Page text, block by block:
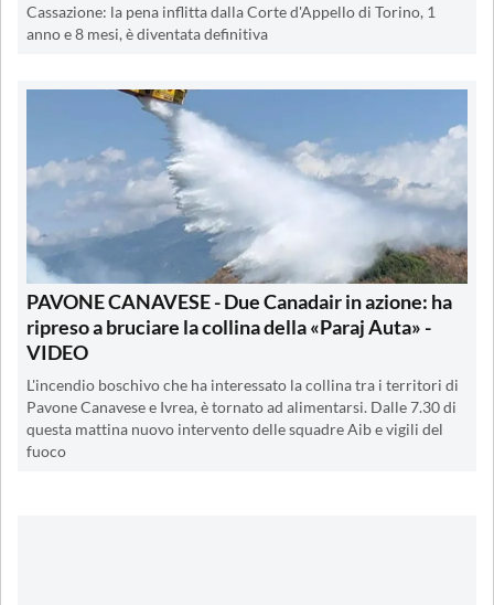
Cassazione: la pena inflitta dalla Corte d'Appello di Torino, 1
anno e 8 mesi, è diventata definitiva
PAVONE CANAVESE - Due Canadair in azione: ha
ripreso a bruciare la collina della «Paraj Auta» -
VIDEO
L'incendio boschivo che ha interessato la collina tra i territori di
Pavone Canavese e Ivrea, è tornato ad alimentarsi. Dalle 7.30 di
questa mattina nuovo intervento delle squadre Aib e vigili del
fuoco